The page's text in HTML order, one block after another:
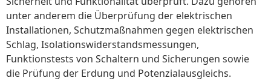
unter anderem die Überprüfung der elektrischen
Installationen, Schutzmaßnahmen gegen elektrischen
Schlag, Isolationswiderstandsmessungen,
Funktionstests von Schaltern und Sicherungen sowie
die Prüfung der Erdung und Potenzialausgleichs.